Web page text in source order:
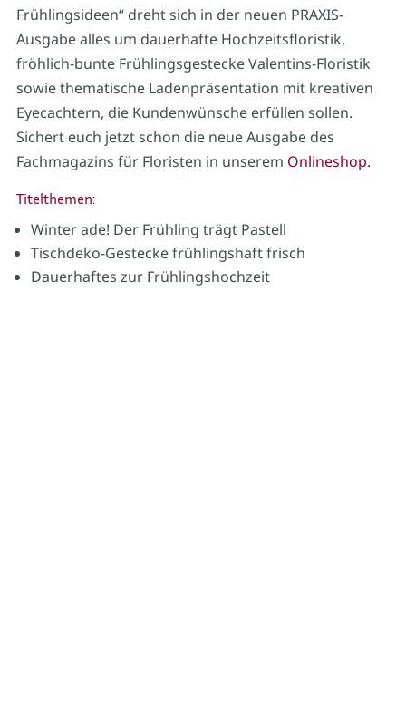
Frühlingsideen“ dreht sich in der neuen PRAXIS-
Ausgabe alles um dauerhafte Hochzeitsfloristik,
fröhlich-bunte Frühlingsgestecke Valentins-Floristik
sowie thematische Ladenpräsentation mit kreativen
Eyecachtern, die Kundenwünsche erfüllen sollen.
Sichert euch jetzt schon die neue Ausgabe des
Fachmagazins für Floristen in unserem Onlineshop.
Titelthemen:
Winter ade! Der Frühling trägt Pastell
Tischdeko-Gestecke frühlingshaft frisch
Dauerhaftes zur Frühlingshochzeit